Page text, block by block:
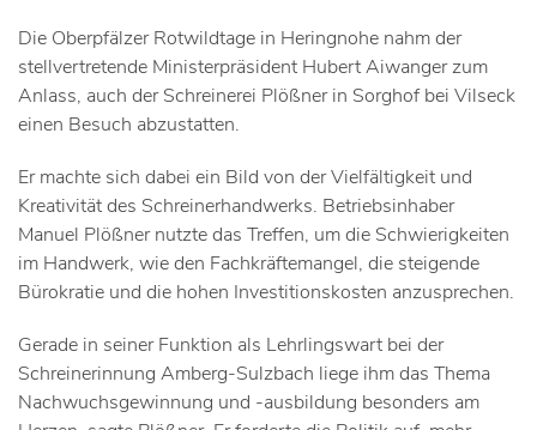
Die Oberpfälzer Rotwildtage in Heringnohe nahm der
stellvertretende Ministerpräsident Hubert Aiwanger zum
Anlass, auch der Schreinerei Plößner in Sorghof bei Vilseck
einen Besuch abzustatten.
Er machte sich dabei ein Bild von der Vielfältigkeit und
Kreativität des Schreinerhandwerks. Betriebsinhaber
Manuel Plößner nutzte das Treffen, um die Schwierigkeiten
im Handwerk, wie den Fachkräftemangel, die steigende
Bürokratie und die hohen Investitionskosten anzusprechen.
Gerade in seiner Funktion als Lehrlingswart bei der
Schreinerinnung Amberg-Sulzbach liege ihm das Thema
Nachwuchsgewinnung und -ausbildung besonders am